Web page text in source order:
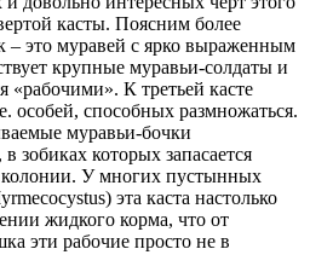
касты. Поясним более
– это муравей с ярко выраженным
крупные муравьи-солдаты и
«рабочими». К третьей касте
особей, способных размножаться.
муравьи-бочки
зобиках которых запасается
колонии. У многих пустынных
эта каста настолько
жидкого корма, что от
эти рабочие просто не в